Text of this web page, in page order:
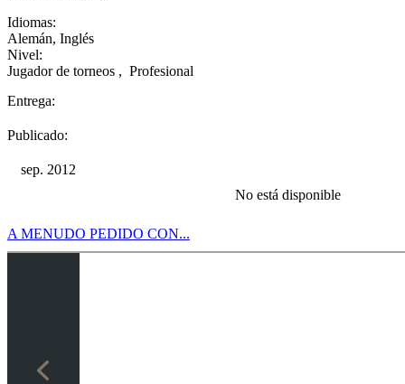
Idiomas:
Alemán, Inglés
Nivel:
Jugador de torneos , Profesional
Entrega:
Publicado:
sep. 2012
No está disponible
A MENUDO PEDIDO CON...